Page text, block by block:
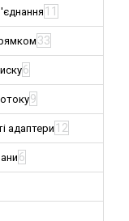
11
33
6
9
адаптери 12
6